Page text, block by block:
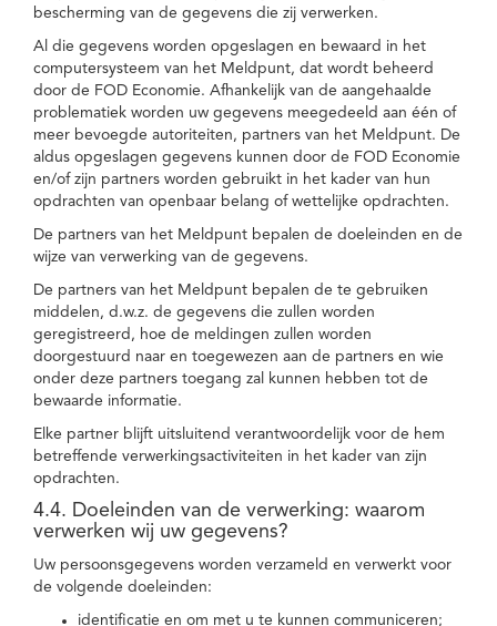
bescherming van de gegevens die zij verwerken.
Al die gegevens worden opgeslagen en bewaard in het
computersysteem van het Meldpunt, dat wordt beheerd
door de FOD Economie. Afhankelijk van de aangehaalde
problematiek worden uw gegevens meegedeeld aan één of
meer bevoegde autoriteiten, partners van het Meldpunt. De
aldus opgeslagen gegevens kunnen door de FOD Economie
en/of zijn partners worden gebruikt in het kader van hun
opdrachten van openbaar belang of wettelijke opdrachten.
De partners van het Meldpunt bepalen de doeleinden en de
wijze van verwerking van de gegevens.
De partners van het Meldpunt bepalen de te gebruiken
middelen, d.w.z. de gegevens die zullen worden
geregistreerd, hoe de meldingen zullen worden
doorgestuurd naar en toegewezen aan de partners en wie
onder deze partners toegang zal kunnen hebben tot de
bewaarde informatie.
Elke partner blijft uitsluitend verantwoordelijk voor de hem
betreffende verwerkingsactiviteiten in het kader van zijn
opdrachten.
4.4. Doeleinden van de verwerking: waarom
verwerken wij uw gegevens?
Uw persoonsgegevens worden verzameld en verwerkt voor
de volgende doeleinden:
identificatie en om met u te kunnen communiceren;